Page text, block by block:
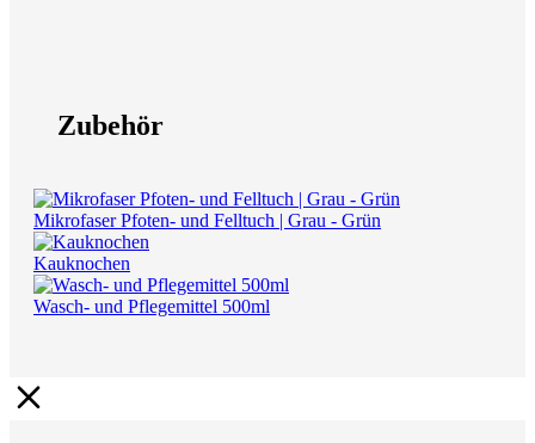
Zubehör
Mikrofaser Pfoten- und Felltuch | Grau - Grün
Kauknochen
Wasch- und Pflegemittel 500ml